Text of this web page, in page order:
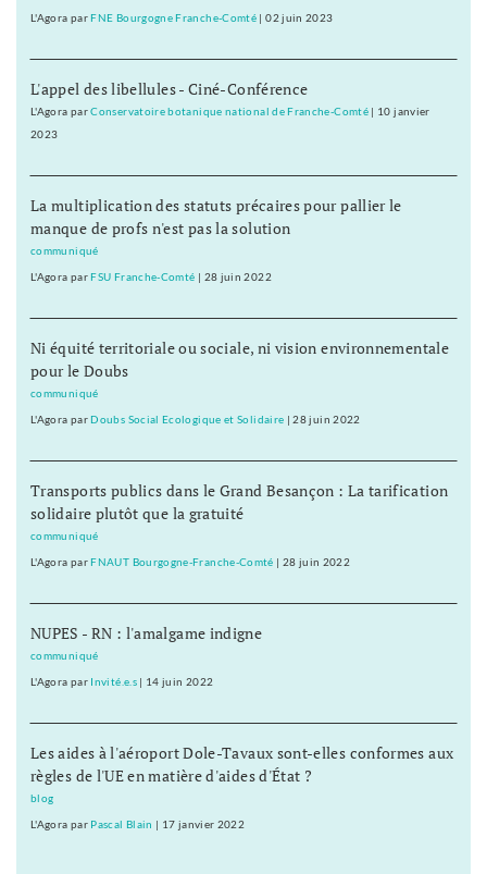
L'Agora par FNE Bourgogne Franche-Comté |02 juin 2023
L'appel des libellules - Ciné-Conférence
L'Agora parConservatoire botanique national de Franche-Comté| 10 janvier
2023
La multiplication des statuts précaires pour pallier le
manque de profs n'est pas la solution
communiqué
L'Agora par FSU Franche-Comté 28 juin 2022
Ni équité territoriale ou sociale, ni vision environnementale
pour le Doubs
communiqué
L'Agora par Doubs Social Ecologique et Solidaire |28 juin 2022
Transports publics dans le Grand Besançon : La tarification
solidaire plutôt que la gratuité
communiqué
L'Agora par FNAUT Bourgogne-Franche-Comté 28 juin 2022
NUPES - RN : l'amalgame indigne
communiqué
L'Agora par Invité.e.s| 14 juin 2022
Les aides à l'aéroport Dole-Tavaux sont-elles conformes aux
règles de l'UE en matière d'aides d'État ?
blog
L'Agora par Pascal Blain 17 janvier 2022